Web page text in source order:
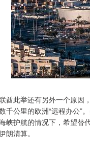
酋此举还有另外一个原因
千公里的欧洲“远程办公”
峡护航的情况下，希望替
朗清算。